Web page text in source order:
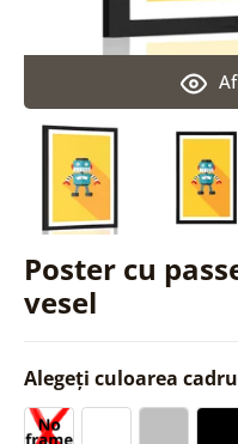
Poster cu
vesel
Alegeți culoarea